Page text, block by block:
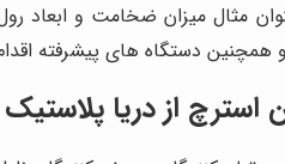
مثال میزان ضخامت و ابعاد
همچنین دستگاه های پیشرفته
استرچ از دریا پلاستیک